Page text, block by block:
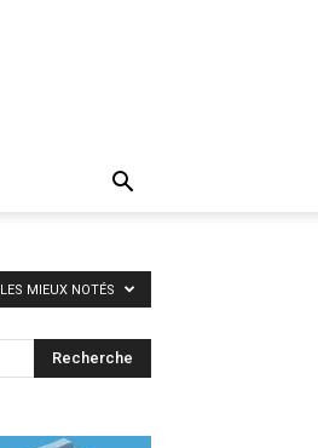
LES MIEUX NOTÉS